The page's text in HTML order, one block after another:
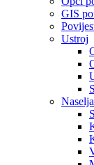
GIS
Ustroj
Naselja